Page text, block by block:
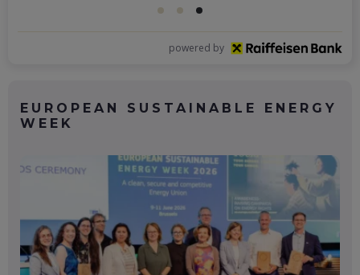
powered by
EUROPEAN SUSTAINABLE ENERGY
WEEK